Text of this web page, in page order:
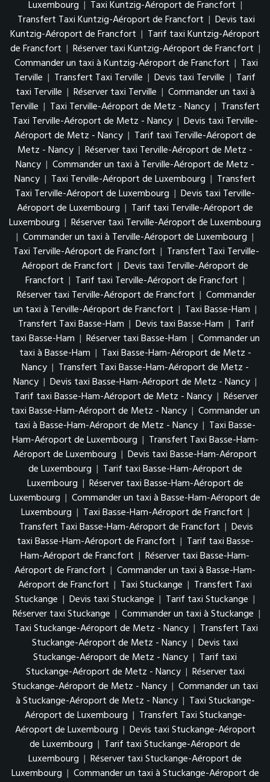
Luxembourg | Taxi Kuntzig-Aéroport de Francfort |
Transfert Taxi Kuntzig-Aéroport de Francfort | Devis taxi
Kuntzig-Aéroport de Francfort | Tarif taxi Kuntzig-Aéroport
de Francfort | Réserver taxi Kuntzig-Aéroport de Francfort |
Commander un taxi à Kuntzig-Aéroport de Francfort | Taxi
Terville | Transfert Taxi Terville | Devis taxi Terville | Tarif
taxi Terville | Réserver taxi Terville | Commander un taxi à
Terville | Taxi Terville-Aéroport de Metz - Nancy | Transfert
Taxi Terville-Aéroport de Metz - Nancy | Devis taxi Terville-
Aéroport de Metz - Nancy | Tarif taxi Terville-Aéroport de
Metz - Nancy | Réserver taxi Terville-Aéroport de Metz -
Nancy | Commander un taxi à Terville-Aéroport de Metz -
Nancy | Taxi Terville-Aéroport de Luxembourg | Transfert
Taxi Terville-Aéroport de Luxembourg | Devis taxi Terville-
Aéroport de Luxembourg | Tarif taxi Terville-Aéroport de
Luxembourg | Réserver taxi Terville-Aéroport de Luxembourg
| Commander un taxi à Terville-Aéroport de Luxembourg |
Taxi Terville-Aéroport de Francfort | Transfert Taxi Terville-
Aéroport de Francfort | Devis taxi Terville-Aéroport de
Francfort | Tarif taxi Terville-Aéroport de Francfort |
Réserver taxi Terville-Aéroport de Francfort | Commander
un taxi à Terville-Aéroport de Francfort | Taxi Basse-Ham |
Transfert Taxi Basse-Ham | Devis taxi Basse-Ham | Tarif
taxi Basse-Ham | Réserver taxi Basse-Ham | Commander un
taxi à Basse-Ham | Taxi Basse-Ham-Aéroport de Metz -
Nancy | Transfert Taxi Basse-Ham-Aéroport de Metz -
Nancy | Devis taxi Basse-Ham-Aéroport de Metz - Nancy |
Tarif taxi Basse-Ham-Aéroport de Metz - Nancy | Réserver
taxi Basse-Ham-Aéroport de Metz - Nancy | Commander un
taxi à Basse-Ham-Aéroport de Metz - Nancy | Taxi Basse-
Ham-Aéroport de Luxembourg | Transfert Taxi Basse-Ham-
Aéroport de Luxembourg | Devis taxi Basse-Ham-Aéroport
de Luxembourg | Tarif taxi Basse-Ham-Aéroport de
Luxembourg | Réserver taxi Basse-Ham-Aéroport de
Luxembourg | Commander un taxi à Basse-Ham-Aéroport de
Luxembourg | Taxi Basse-Ham-Aéroport de Francfort |
Transfert Taxi Basse-Ham-Aéroport de Francfort | Devis
taxi Basse-Ham-Aéroport de Francfort | Tarif taxi Basse-
Ham-Aéroport de Francfort | Réserver taxi Basse-Ham-
Aéroport de Francfort | Commander un taxi à Basse-Ham-
Aéroport de Francfort | Taxi Stuckange | Transfert Taxi
Stuckange | Devis taxi Stuckange | Tarif taxi Stuckange |
Réserver taxi Stuckange | Commander un taxi à Stuckange |
Taxi Stuckange-Aéroport de Metz - Nancy | Transfert Taxi
Stuckange-Aéroport de Metz - Nancy | Devis taxi
Stuckange-Aéroport de Metz - Nancy | Tarif taxi
Stuckange-Aéroport de Metz - Nancy | Réserver taxi
Stuckange-Aéroport de Metz - Nancy | Commander un taxi
à Stuckange-Aéroport de Metz - Nancy | Taxi Stuckange-
Aéroport de Luxembourg | Transfert Taxi Stuckange-
Aéroport de Luxembourg | Devis taxi Stuckange-Aéroport
de Luxembourg | Tarif taxi Stuckange-Aéroport de
Luxembourg | Réserver taxi Stuckange-Aéroport de
Luxembourg | Commander un taxi à Stuckange-Aéroport de